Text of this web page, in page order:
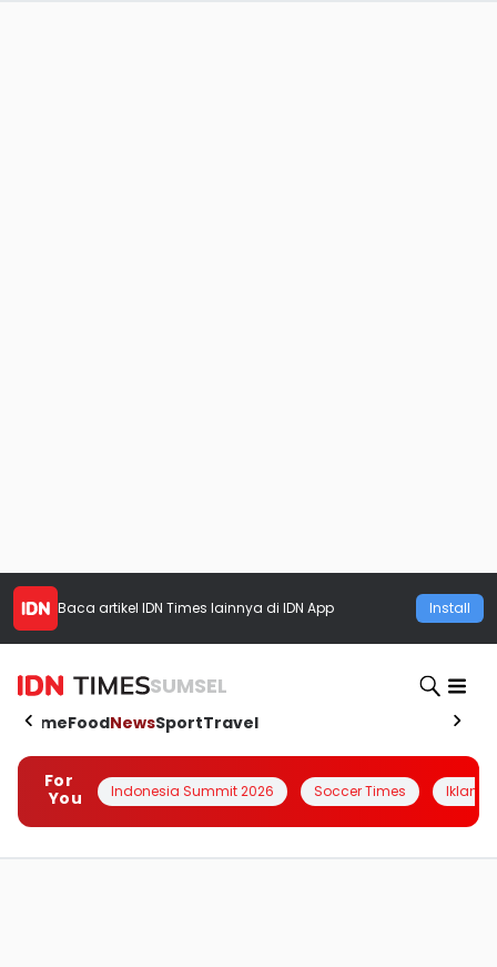
Baca artikel IDN Times lainnya di IDN App Install
SUMSEL
HomeFoodNewsSportTravel
For
You
Indonesia Summit 2026 Soccer Times Iklanin